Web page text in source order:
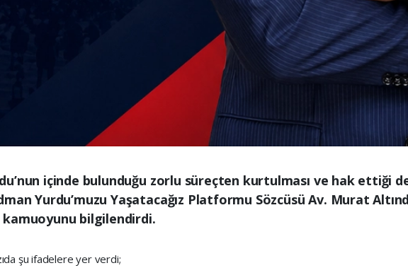
içinde bulunduğu zorlu süreçten kurtulması ve hak ettiği
Yurdu’muzu Yaşatacağız Platformu Sözcüsü Av. Murat
kamuoyunu bilgilendirdi.
şu ifadelere yer verdi;